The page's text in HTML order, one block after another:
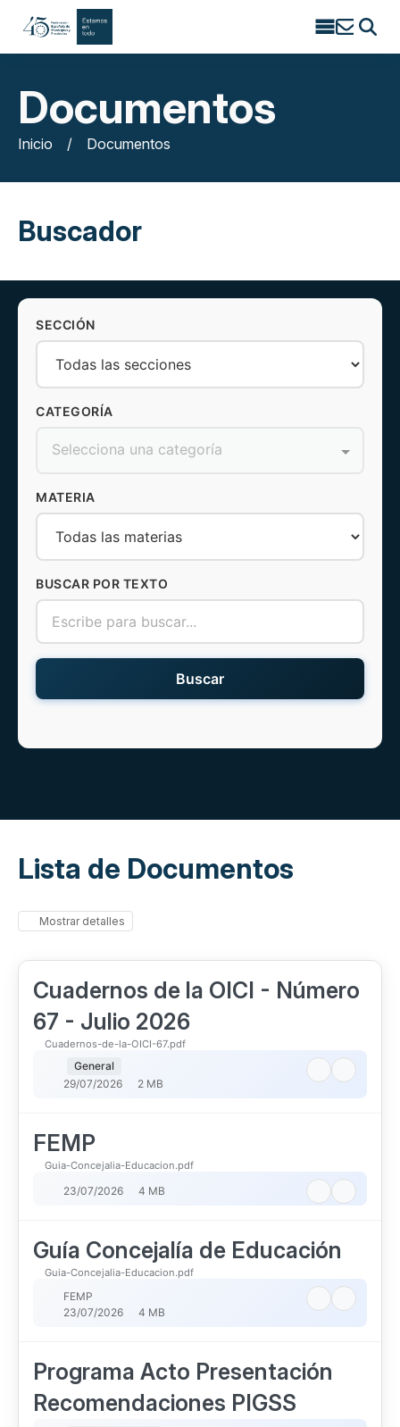
Search
Documentos
Inicio / Documentos
Buscador
SECCIÓN
CATEGORÍA
Selecciona una categoría
MATERIA
BUSCAR POR TEXTO
Buscar
Lista de Documentos
Mostrar detalles
Cuadernos de la OICI - Número
67 - Julio 2026
Cuadernos-de-la-OICI-67.pdf
General
29/07/2026
2 MB
FEMP
Guia-Concejalia-Educacion.pdf
23/07/2026 4 MB
Guía Concejalía de Educación
Guia-Concejalia-Educacion.pdf
FEMP
23/07/2026
4 MB
Programa Acto Presentación
Recomendaciones PIGSS